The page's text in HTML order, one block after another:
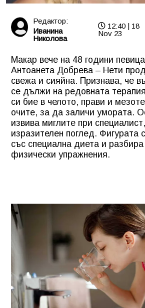
Редактор:
Иванина
Николова
12:40 | 18
Nov 23
Макар вече на 48 години
Антоанета Добрева – Нети
свежа и сияйна. Признава, че
се дължи на редовната
си бие в челото, прави и
очите, за да заличи умората.
извива миглите при
изразителен поглед. Фигурата
със специална диета и разбира
физически упражнения.